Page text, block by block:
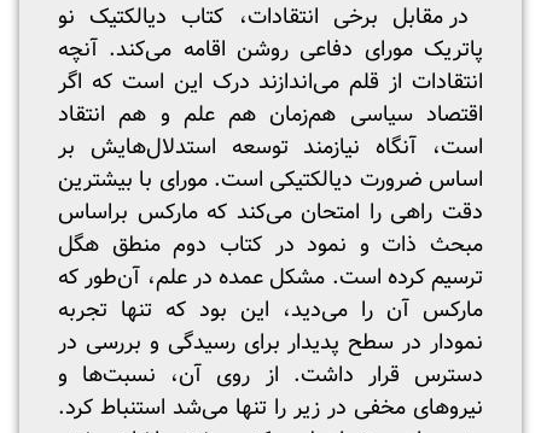
در مقابل برخی انتقادات، کتاب دیالکتیک نو
پاتریک مورای دفاعی روشن اقامه می‌کند. آنچه
انتقادات از قلم می‌اندازند درک این است که اگر
اقتصاد سیاسی هم‌زمان هم علم و هم انتقاد
است، آنگاه نیازمند توسعه استدلال‌هایش بر
اساس ضرورت دیالکتیکی است. مورای با بیشترین
دقت راهی را امتحان می‌کند که مارکس براساس
مبحث ذات و نمود در کتاب دوم منطق هگل
ترسیم کرده است. مشکل عمده در علم، آن‌طور که
مارکس آن را می‌دید، این بود که تنها تجربه
نمودار در سطح پدیدار برای رسیدگی و بررسی در
دسترس قرار داشت. از روی آن، نسبت‌ها و
نیروهای مخفی در زیر را تنها می‌شد استنباط کرد.